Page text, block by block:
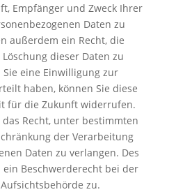
Empfänger und Zweck Ihrer
Daten zu
außerdem ein Recht, die
dieser Daten zu
Sie eine Einwilligung zur
haben, können Sie diese
für die Zukunft widerrufen.
Recht, unter bestimmten
der Verarbeitung
Daten zu verlangen. Des
Beschwerderecht bei der
zu.